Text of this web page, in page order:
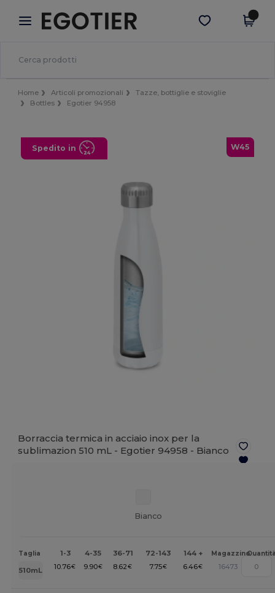
× App Egotier
Prezzi migliori sull'app!
Scarica app
Home Articoli promozionali
Tazze, bottiglie e stoviglie
Bottles
Egotier 94958
W45
Spedito in
Borraccia termica in acciaio inox per la
sublimazion 510 mL - Egotier 94958 - Bianco
Bianco
Taglia 1-3 4-35 36-71 72-143 144 + Magazzino
510mL 10.76€ 9.90€ 8.62€ 7.75€ 6.46€ 16473